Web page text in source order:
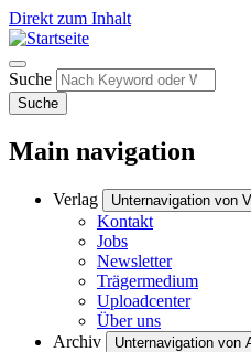
Direkt zum Inhalt
Suche
Suche
Main navigation
Verlag Unternavigation von
Kontakt
Jobs
Newsletter
Trägermedium
Uploadcenter
Über uns
Archiv
Unternavigation von